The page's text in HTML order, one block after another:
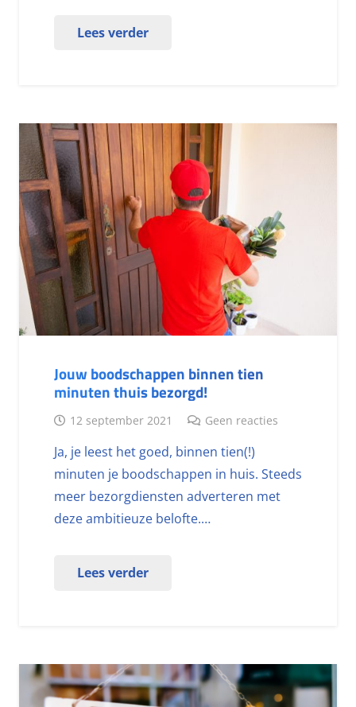
Lees verder
Jouw boodschappen binnen tien
minuten thuis bezorgd!
12 september 2021 Geen reacties
Ja, je leest het goed, binnen tien(!)
minuten je boodschappen in huis. Steeds
meer bezorgdiensten adverteren met
deze ambitieuze belofte.…
Lees verder